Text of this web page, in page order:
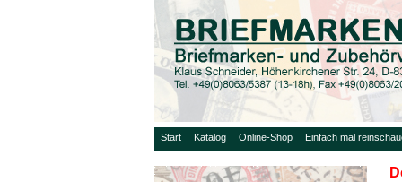
Start Katalog Online-Shop Einfach mal